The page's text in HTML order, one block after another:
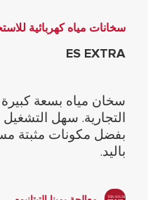
ماركة ARISTON
وظائف
سخانات المياه الكهربائية
سخانات المياه الشمسية
غلايات الغاز
سخانات مياه كهربائية
ES EXTRA
سخان مياه بسعة
التجارية. سهل
بفضل مكونات مثبتة
باليد.